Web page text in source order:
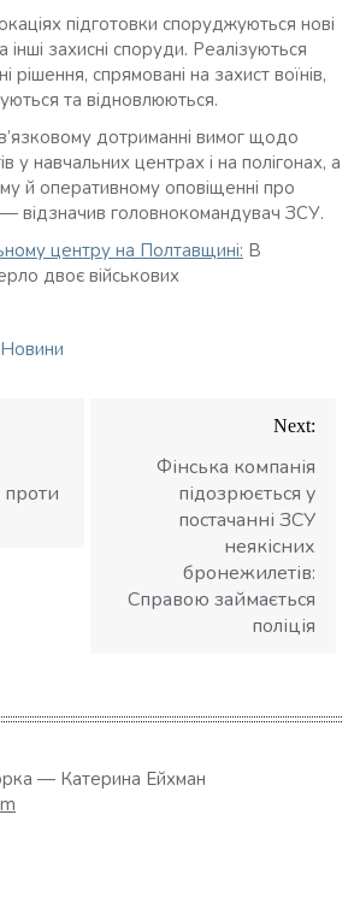
підготовки споруджуються нові
інші захисні споруди. Реалізуються
рішення, спрямовані на захист воїнів,
та відновлюються.
дотриманні вимог щодо
у навчальних центрах і на полігонах, а
й оперативному оповіщенні про
— відзначив головнокомандувач ЗСУ.
центру на Полтавщині: В
двоє військових
Новини
проти
Next:
Фінська компанія
підозрюється у
постачанні ЗСУ
неякісних
бронежилетів:
Справою займається
поліція
— Катерина Ейхман